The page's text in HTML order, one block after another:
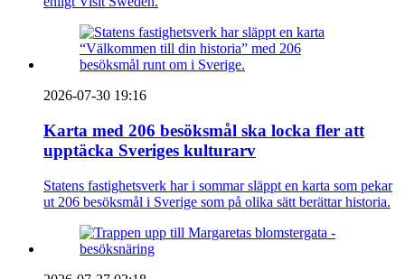
2026-07-30 19:16
Karta med 206 besöksmål ska locka fler att
upptäcka Sveriges kulturarv
Statens fastighetsverk har i sommar släppt en karta som pekar
ut 206 besöksmål i Sverige som på olika sätt berättar historia.